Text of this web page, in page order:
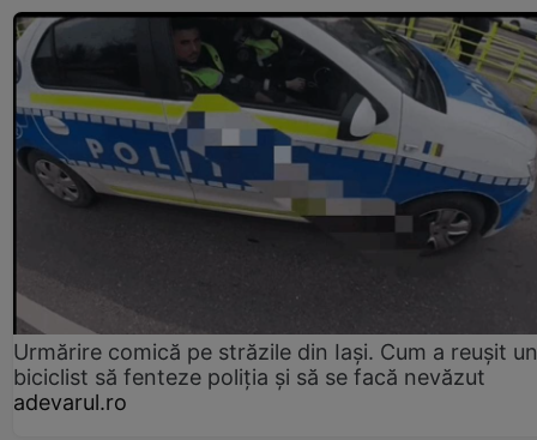
Urmărire comică pe străzile din Iași. Cum a reușit un
biciclist să fenteze poliția și să se facă nevăzut
adevarul.ro